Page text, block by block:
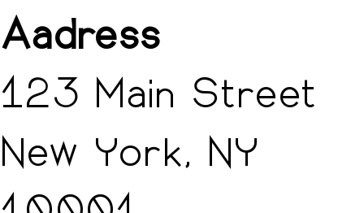
Aadress
123 Main Street
New York, NY